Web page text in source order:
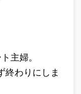
主婦。
終わりにしま